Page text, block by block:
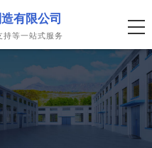
有限公司
持等一站式服务